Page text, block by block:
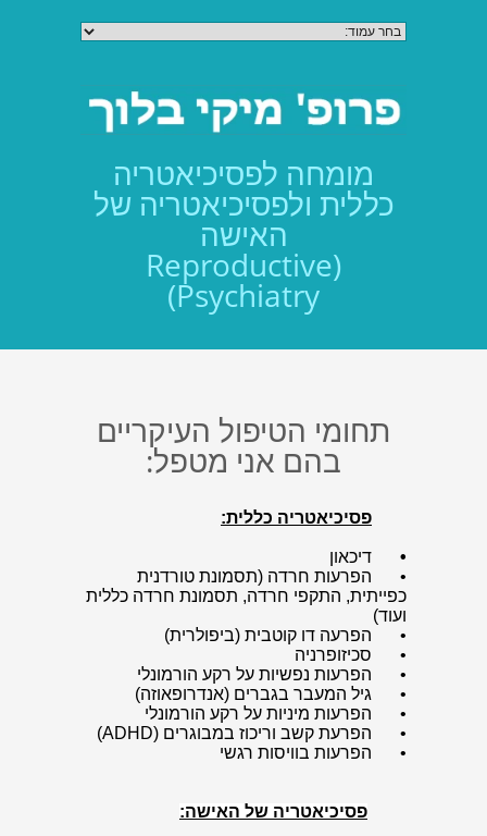
מומחה לפסיכיאטריה
כללית ולפסיכיאטריה של
האישה
(Reproductive
Psychiatry)
תחומי הטיפול העיקריים
בהם אני מטפל:
פסיכיאטריה כללית:
•
דיכאון
•
הפרעות חרדה (תסמונת טורדנית
כפייתית, התקפי חרדה, תסמונת חרדה כללית
ועוד)
•
הפרעה דו קוטבית (ביפולרית)
•
סכיזופרניה
•
הפרעות נפשיות על רקע הורמונלי
•
גיל המעבר בגברים (אנדרופאוזה)
•
הפרעות מיניות על רקע הורמונלי
•
הפרעת קשב וריכוז במבוגרים (ADHD)
•
הפרעות בוויסות רגשי
פסיכיאטריה של האישה: